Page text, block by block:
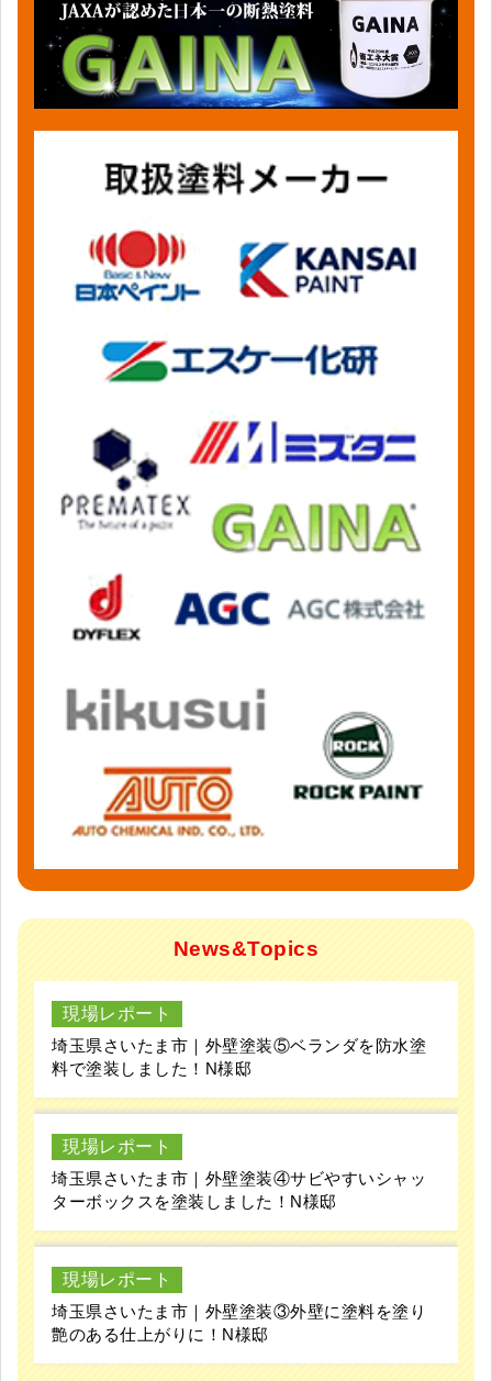
News&Topics
現場レポート
埼玉県さいたま市｜外壁塗装⑤ベランダを防水塗
料で塗装しました！N様邸
現場レポート
埼玉県さいたま市｜外壁塗装④サビやすいシャッ
ターボックスを塗装しました！N様邸
現場レポート
埼玉県さいたま市｜外壁塗装③外壁に塗料を塗り
艶のある仕上がりに！N様邸